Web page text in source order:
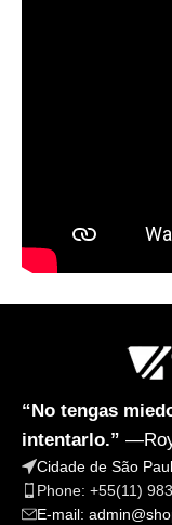
“No tengas
intentarlo.”
Cidade de São
Phone: +55(11)
E-mail: